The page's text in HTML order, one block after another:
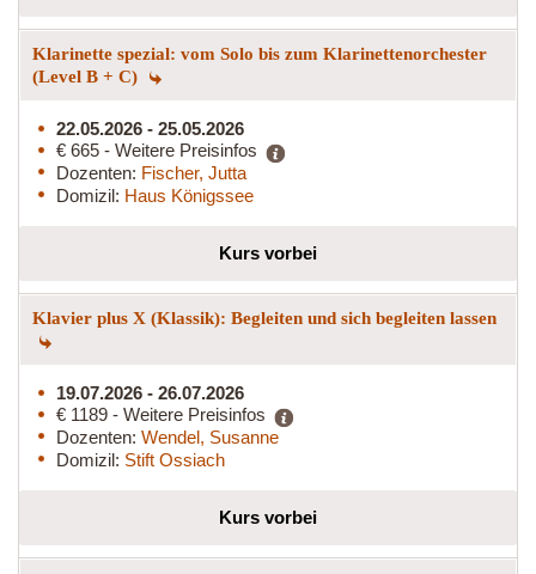
Klarinette spezial: vom Solo bis zum Klarinettenorchester
(Level B + C)
22.05.2026 - 25.05.2026
€ 665 - Weitere Preisinfos
Dozenten: Fischer, Jutta
Domizil: Haus Königssee
Kurs vorbei
Klavier plus X (Klassik): Begleiten und sich begleiten lassen
19.07.2026 - 26.07.2026
€ 1189 - Weitere Preisinfos
Dozenten: Wendel, Susanne
Domizil: Stift Ossiach
Kurs vorbei